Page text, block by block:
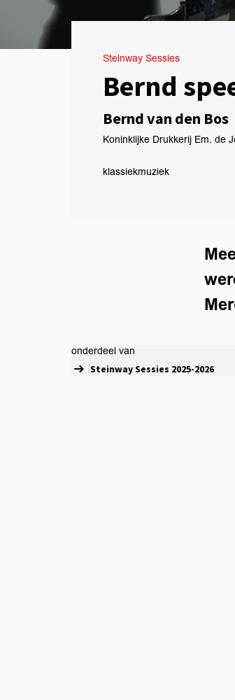
Bernd
Bernd van den Bos
Steinway Sessies
Koninklijke Drukkerij Em. de
klassiekmuziek
onderdeel van
Steinway Sessies 2025-2026